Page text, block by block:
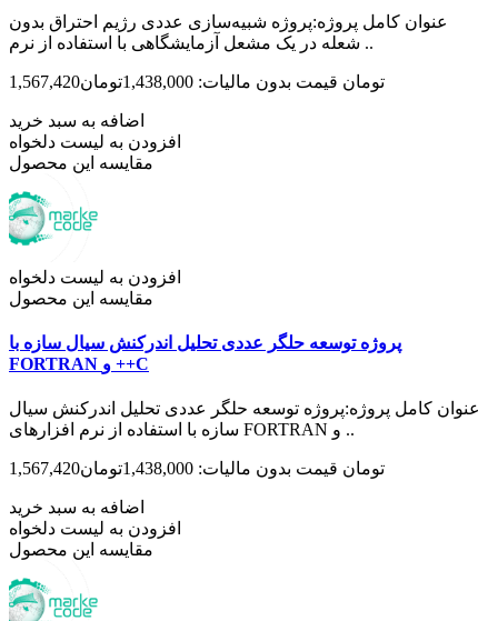
عنوان کامل پروژه:پروژه شبیه‌سازی عددی رژیم احتراق بدون
شعله در یک مشعل آزمایشگاهی با استفاده از نرم ..
1,567,420تومان قیمت بدون مالیات: 1,438,000تومان
اضافه به سبد خرید
افزودن به لیست دلخواه
مقایسه این محصول
افزودن به لیست دلخواه
مقایسه این محصول
پروژه توسعه حلگر عددی تحلیل اندرکنش سیال سازه با
FORTRAN و ++C
عنوان کامل پروژه:پروژه توسعه حلگر عددی تحلیل اندرکنش سیال
سازه با استفاده از نرم افزارهای FORTRAN و ..
1,567,420تومان قیمت بدون مالیات: 1,438,000تومان
اضافه به سبد خرید
افزودن به لیست دلخواه
مقایسه این محصول